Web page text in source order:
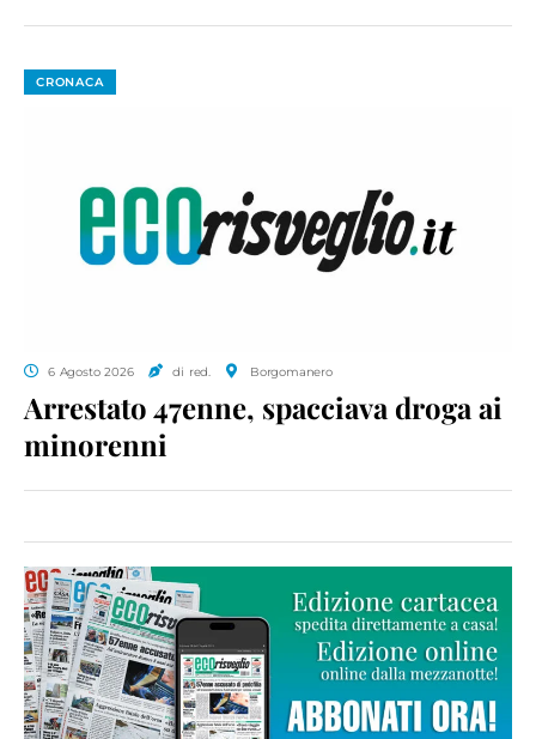
CRONACA
6 Agosto 2026 di red. Borgomanero
Arrestato 47enne, spacciava droga ai
minorenni